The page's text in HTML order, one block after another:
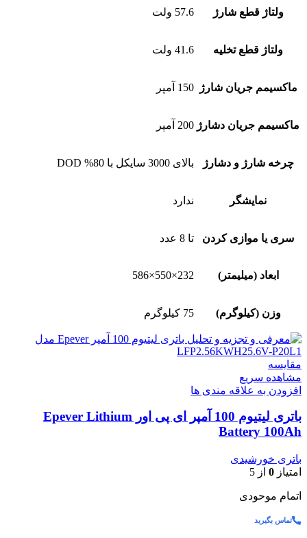
ولتاژ قطع شارژ 57.6 ولت
ولتاژ قطع تخلیه 41.6 ولت
ماکسیمم جریان شارژ 150 آمپر
ماکسیمم جریان دشارژ 200 آمپر
چرخه شارژ و دشارژ بالای 3000 سایکل با 80% DOD
نمایشگر ندارد
سری یا موازی کردن تا 8 عدد
ابعاد (میلیمتر) 232×550×586
وزن (کیلوگرم) 75 کیلوگرم
مقایسه
مشاهده سریع
افزودن به علاقه مندی ها
باتری لیتیوم 100 آمپر ای پی اور Epever Lithium
Battery 100Ah
باتری خورشیدی
امتیاز 0 از 5
اتمام موحودی
تماس بگیرید